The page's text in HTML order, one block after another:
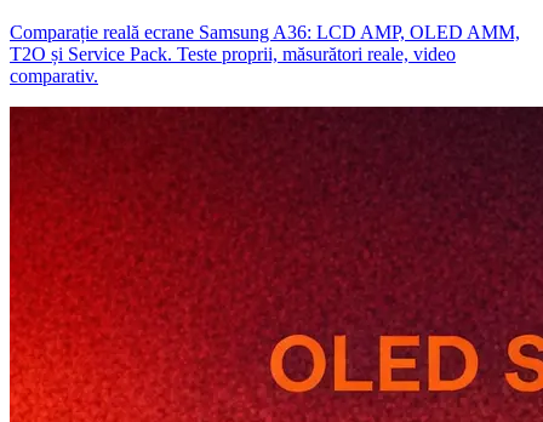
Comparație reală ecrane Samsung A36: LCD AMP, OLED AMM,
T2O și Service Pack. Teste proprii, măsurători reale, video
comparativ.